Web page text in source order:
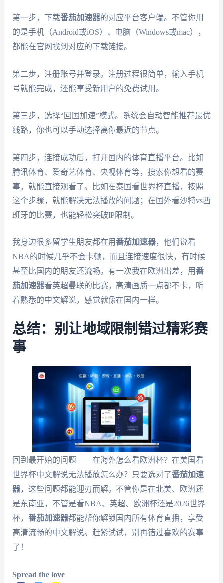
第一步，下载番茄加速器的对应平台客户端。不管你用
的是手机（Android或iOS）、电脑（Windows或mac），
都能在官网找到对应的下载链接。
第二步，注册账号并登录。注册过程很简单，输入手机
号就能完成，还能享受新用户的免费试用。
第三步，选择“回国加速”模式。系统会自动智能推荐最优
线路，你也可以手动选择离你最近的节点。
第四步，连接成功后，打开国内的体育直播平台。比如
腾讯体育、爱奇艺体育、央视体育等，搜索你想看的赛
事，就能直接观看了。比如在泰国看世界杯直播，按照
这个步骤，就能解决无法播放的问题；在国外看沙特vs西
班牙的比赛，也能轻松突破IP限制。
我身边很多留学生朋友都在用番茄加速器，他们说看
NBA的时候几乎不会卡顿，而且连接速度很快，有时候
甚至比国内的朋友还流畅。有一次我在欧洲出差，用番
茄加速器看英超曼联的比赛，高清画质一点都不卡，听
着熟悉的中文解说，感觉就像在国内一样。
总结：别让地域限制错过精彩赛
事
回到最开始的问题——在海外怎么看欧洲杯？在美国看
世界杯中文解说无法播放怎么办？只要选对了番茄加速
器，这些问题都能迎刃而解。不管你是在北美、欧洲还
是东南亚，不管是看NBA、英超、欧洲杯还是2026世界
杯， 番茄加速器都能帮你解锁国内所有体育直播，享受
高清流畅的中文解说。赶紧试试，别再错过喜欢的赛事
了！
Spread the love